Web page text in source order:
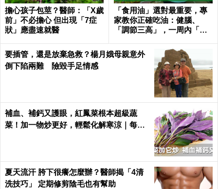
擔心孩子包莖？醫師：「X歲
前」不必擔心 但出現「7症
狀」應盡速就醫
「食用油」選對最重要，專
家教你正確吃油：健腦、
「調節三高」，一周內「膽
康 Health
要插管，還是放棄急救？楊月娥母親意外
倒下陷兩難 險毀手足情感
補血、補鈣又護眼，紅鳳菜根本超級蔬
菜！加一物炒更好，輕鬆化解寒涼｜每日
夏天流汗 胯下很癢怎麼辦？醫師揭「4清
洗技巧」 定期修剪陰毛也有幫助